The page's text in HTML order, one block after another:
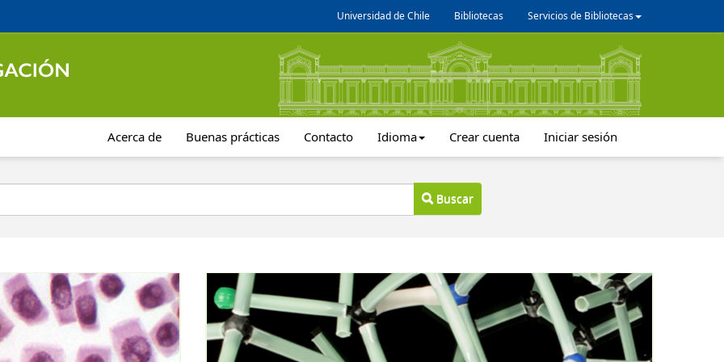
Universidad de Chile Bibliotecas Servicios de Bibliotecas
Acerca de Buenas prácticas Contacto Idioma Crear cuenta Iniciar sesión
Buscar